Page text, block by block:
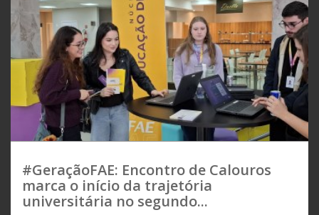
#GeraçãoFAE: Encontro de Calouros
marca o início da trajetória
universitária no segundo...